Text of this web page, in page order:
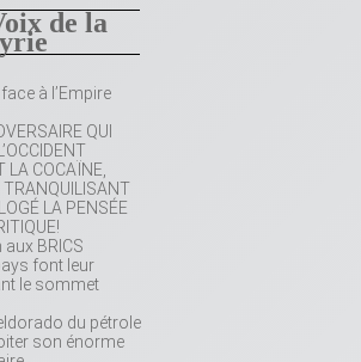
de la
à l’Empire
QUI
LA COCAÏNE,
TRANQUILISANT
LA PENSÉE
aux BRICS
font leur
le sommet
du pétrole
son énorme